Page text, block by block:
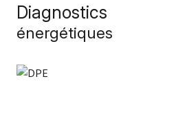
Diagnostics
énergétiques